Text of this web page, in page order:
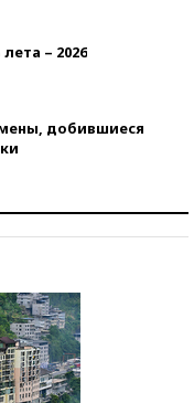
– 2026
добившиеся